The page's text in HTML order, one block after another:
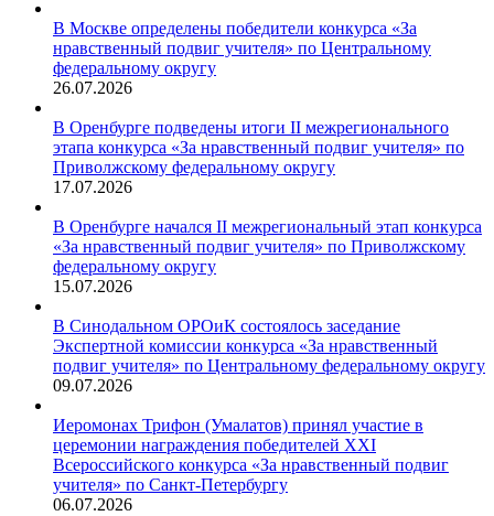
В Москве определены победители конкурса «За
нравственный подвиг учителя» по Центральному
федеральному округу
26.07.2026
В Оренбурге подведены итоги II межрегионального
этапа конкурса «За нравственный подвиг учителя» по
Приволжскому федеральному округу
17.07.2026
В Оренбурге начался II межрегиональный этап конкурса
«За нравственный подвиг учителя» по Приволжскому
федеральному округу
15.07.2026
В Синодальном ОРОиК состоялось заседание
Экспертной комиссии конкурса «За нравственный
подвиг учителя» по Центральному федеральному округу
09.07.2026
Иеромонах Трифон (Умалатов) принял участие в
церемонии награждения победителей XXI
Всероссийского конкурса «За нравственный подвиг
учителя» по Санкт-Петербургу
06.07.2026